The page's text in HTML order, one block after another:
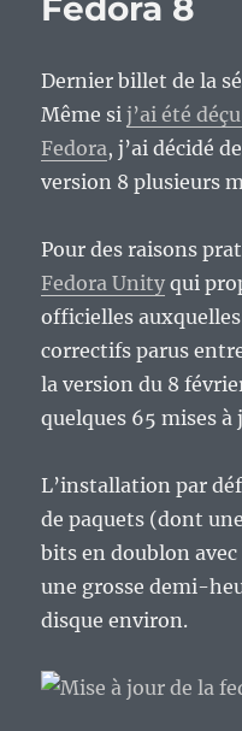
Fedora 8
Dernier billet de la
Même sij’ai été
Fedora, j’ai décidé
version 8 plusieurs
Pour des raisons
Fedora Unity qui
officielles
correctifs parus
la version du 8
quelques 65 mises à
L’installation par
de paquets (dont
bits en doublon
une grosse demi-
disque environ.